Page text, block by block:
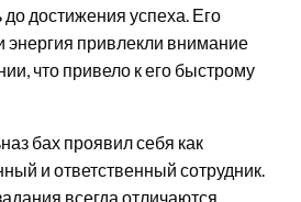
достижения успеха. Его
привлекли внимание
что привело к его быстрому
бах проявил себя как
и ответственный сотрудник.
всегда отличаются